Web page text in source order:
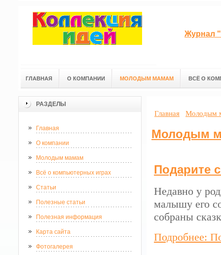
Журнал
ГЛАВНАЯ О КОМПАНИИ МОЛОДЫМ МАМАМ ВСЁ О
РАЗДЕЛЫ
Главная
О компании
Молодым мамам
Всё о компьютерных играх
Статьи
Полезные статьи
Полезная информация
Карта сайта
Фотогалерея
Главная Молодым
Молодым
Подарите
Недавно у
малышу его
собраны
Подробнее: